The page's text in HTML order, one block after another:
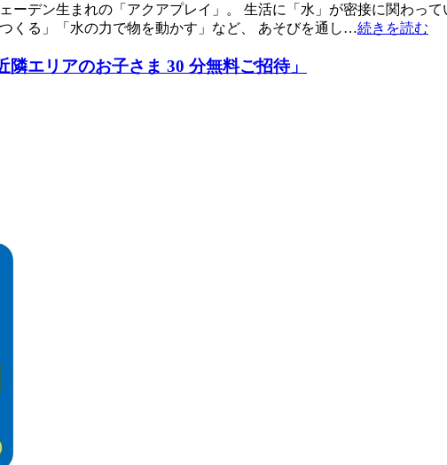
ーデン生まれの「アクアプレイ」。 生活に「水」が密接に関わっ
くる」「水の力で物を動かす」など、 あそびを通し…続きを読む
隣エリアのお子さま 30 分無料ご招待」